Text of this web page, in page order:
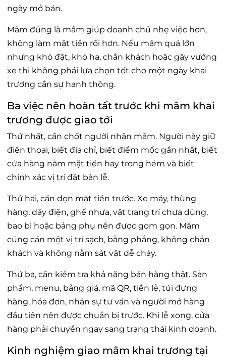
ngày mở bán.
Mâm đúng là mâm giúp doanh chủ nhẹ việc hơn,
không làm mặt tiền rối hơn. Nếu mâm quá lớn
nhưng khó đặt, khó hạ, chắn khách hoặc gây vướng
xe thì không phải lựa chọn tốt cho một ngày khai
trương cần sự hanh thông.
Ba việc nên hoàn tất trước khi mâm khai
trương được giao tới
Thứ nhất, cần chốt người nhận mâm. Người này giữ
điện thoại, biết địa chỉ, biết điểm mốc gần nhất, biết
cửa hàng nằm mặt tiền hay trong hẻm và biết
chính xác vị trí đặt bàn lễ.
Thứ hai, cần dọn mặt tiền trước. Xe máy, thùng
hàng, dây điện, ghế nhựa, vật trang trí chưa dùng,
bao bì hoặc bảng phụ nên được gom gọn. Mâm
cúng cần một vị trí sạch, bằng phẳng, không chắn
khách và không nằm sát vật dễ cháy.
Thứ ba, cần kiểm tra khả năng bán hàng thật. Sản
phẩm, menu, bảng giá, mã QR, tiền lẻ, túi đựng
hàng, hóa đơn, nhân sự tư vấn và người mở hàng
đầu tiên nên được chuẩn bị trước. Khi lễ xong, cửa
hàng phải chuyển ngay sang trạng thái kinh doanh.
Kinh nghiệm giao mâm khai trương tại